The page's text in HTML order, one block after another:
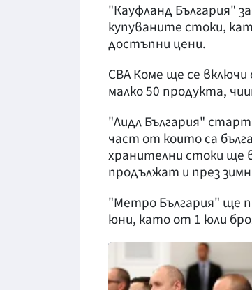
"Кауфланд България"
купуваните стоки,
достъпни цени.
СВА Коме ще се
малко 50 продукта,
"Лидл България"
част от които са
хранителни стоки ще
продължат и през
"Метро България" ще
юни, като от 1 юли